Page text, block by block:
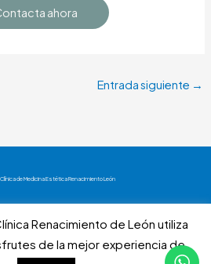
ahora
Entrada siguiente →
de Medicina Estética Renacimiento León
Política de cookies
Renacimiento de León utiliza
de la mejor experiencia de